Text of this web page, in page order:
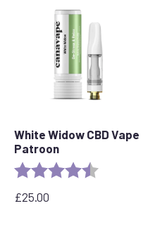
White Widow CBD Vape
Patroon
Rating: 4.6 out of 5
£25.00